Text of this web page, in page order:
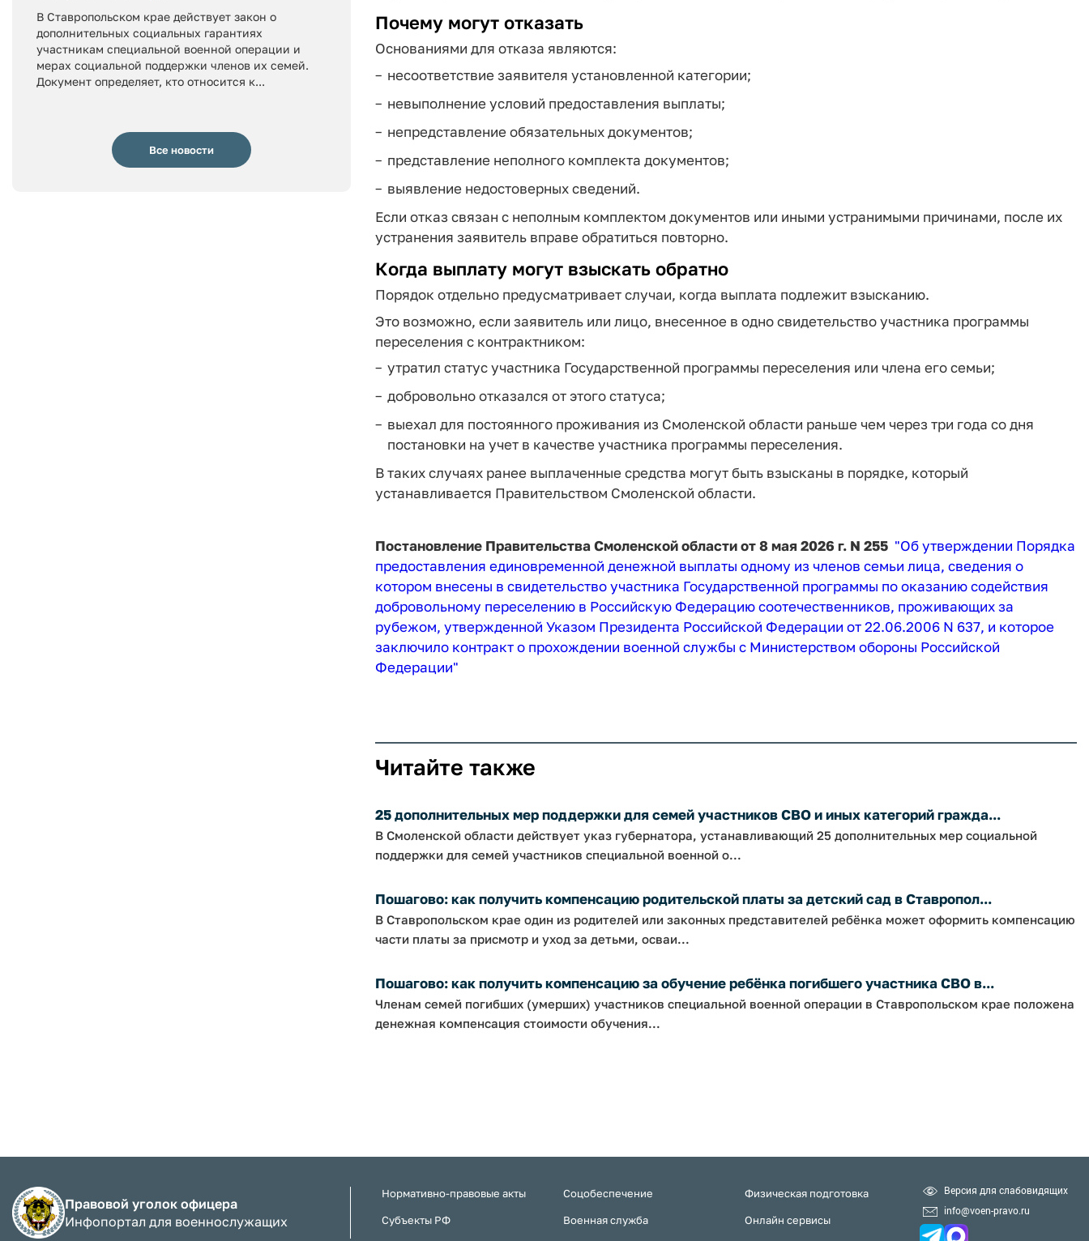
В Ставропольском крае действует закон о
дополнительных социальных гарантиях
участникам специальной военной операции и
мерах социальной поддержки членов их семей.
Документ определяет, кто относится к...
Все новости
Почему могут отказать
Основаниями для отказа являются:
несоответствие заявителя установленной категории;
невыполнение условий предоставления выплаты;
непредставление обязательных документов;
представление неполного комплекта документов;
выявление недостоверных сведений.
Если отказ связан с неполным комплектом документов или иными устранимыми причинами, после их
устранения заявитель вправе обратиться повторно.
Когда выплату могут взыскать обратно
Порядок отдельно предусматривает случаи, когда выплата подлежит взысканию.
Это возможно, если заявитель или лицо, внесенное в одно свидетельство участника программы
переселения с контрактником:
утратил статус участника Государственной программы переселения или члена его семьи;
добровольно отказался от этого статуса;
выехал для постоянного проживания из Смоленской области раньше чем через три года со дня
постановки на учет в качестве участника программы переселения.
В таких случаях ранее выплаченные средства могут быть взысканы в порядке, который
устанавливается Правительством Смоленской области.
Постановление Правительства Смоленской области от 8 мая 2026 г. N 255 "Об утверждении Порядка
предоставления единовременной денежной выплаты одному из членов семьи лица, сведения о
котором внесены в свидетельство участника Государственной программы по оказанию содействия
добровольному переселению в Российскую Федерацию соотечественников, проживающих за
рубежом, утвержденной Указом Президента Российской Федерации от 22.06.2006 N 637, и которое
заключило контракт о прохождении военной службы с Министерством обороны Российской
Федерации"
Читайте также
25 дополнительных мер поддержки для семей участников СВО и иных категорий гражда...
В Смоленской области действует указ губернатора, устанавливающий 25 дополнительных мер социальной
поддержки для семей участников специальной военной о...
Пошагово: как получить компенсацию родительской платы за детский сад в Ставропол...
В Ставропольском крае один из родителей или законных представителей ребёнка может оформить компенсацию
части платы за присмотр и уход за детьми, осваи...
Пошагово: как получить компенсацию за обучение ребёнка погибшего участника СВО в...
Членам семей погибших (умерших) участников специальной военной операции в Ставропольском крае положена
денежная компенсация стоимости обучения...
Правовой уголок офицера
Инфопортал для военнослужащих
Нормативно-правовые акты Соцобеспечение Физическая подготовка
Субъекты РФ Военная служба Онлайн сервисы
Версия для слабовидящих
info@voen-pravo.ru